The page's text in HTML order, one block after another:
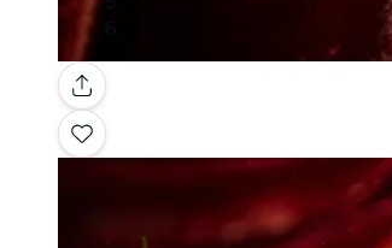
Galerie